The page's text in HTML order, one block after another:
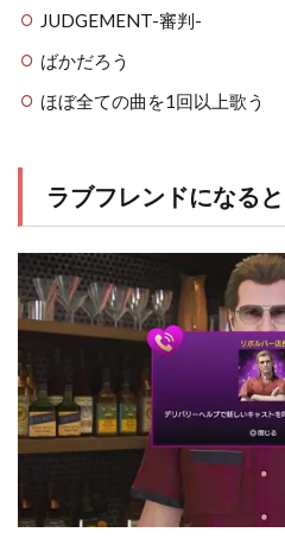
JUDGEMENT-審判-
ばかだろう
ほぼ全ての曲を1回以上歌う
ラブフレンドになると